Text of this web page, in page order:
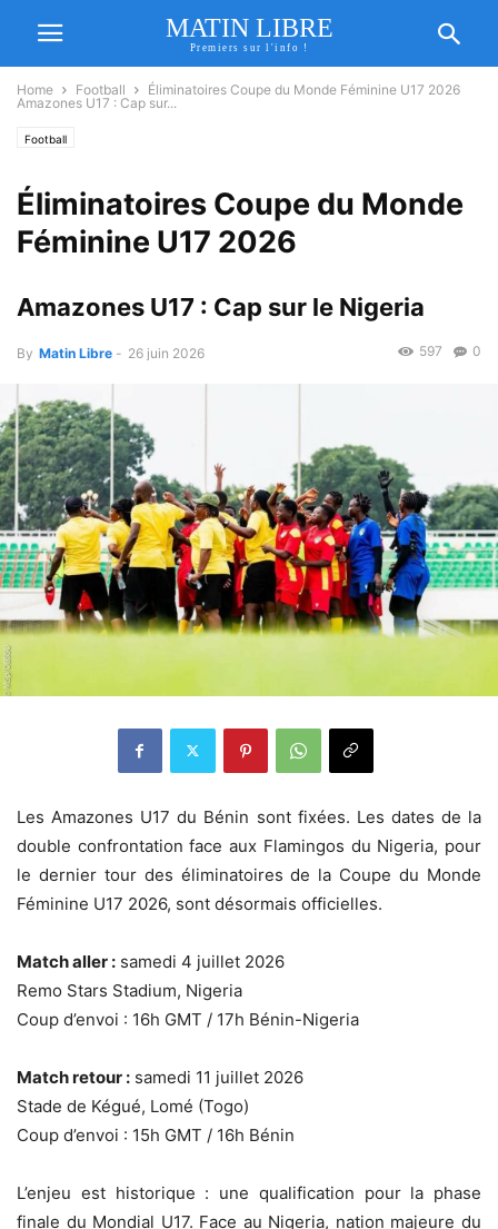
MATIN LIBRE
Premiers sur l'info !
Home Football
Éliminatoires Coupe du Monde Féminine U17 2026
Amazones U17 : Cap sur...
Football
Éliminatoires Coupe du Monde
Féminine U17 2026
Amazones U17 : Cap sur le Nigeria
By Matin Libre - 26 juin 2026 0
597
Les Amazones U17 du Bénin sont fixées. Les dates de la
double confrontation face aux Flamingos du Nigeria, pour
le dernier tour des éliminatoires de la Coupe du Monde
Féminine U17 2026, sont désormais officielles.
Match aller : samedi 4 juillet 2026
Remo Stars Stadium, Nigeria
Coup d’envoi : 16h GMT / 17h Bénin-Nigeria
Match retour : samedi 11 juillet 2026
Stade de Kégué, Lomé (Togo)
Coup d’envoi : 15h GMT / 16h Bénin
L’enjeu est historique : une qualification pour la phase
finale du Mondial U17. Face au Nigeria, nation majeure du